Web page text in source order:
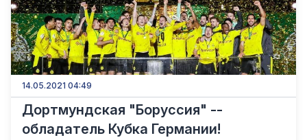
14.05.2021 04:49
Дортмундская "Боруссия" --
обладатель Кубка Германии!